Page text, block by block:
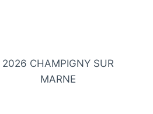
2026 CHAMPIGNY SUR
MARNE